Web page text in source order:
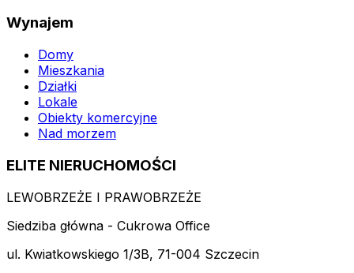
Wynajem
Domy
Mieszkania
Działki
Lokale
Obiekty komercyjne
Nad morzem
ELITE NIERUCHOMOŚCI
LEWOBRZEŻE I PRAWOBRZEŻE
Siedziba główna - Cukrowa Office
ul. Kwiatkowskiego 1/3B, 71-004 Szczecin